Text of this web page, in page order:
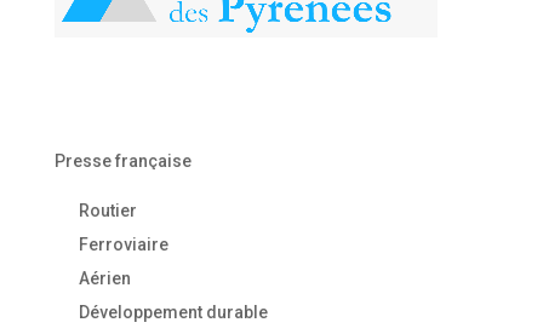
Presse française
Routier
Ferroviaire
Aérien
Développement durable